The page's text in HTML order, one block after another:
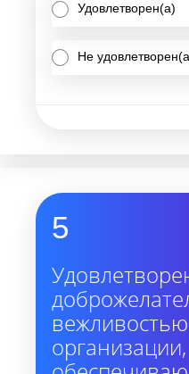
Удовлетворен(а)
Не
5
организации,